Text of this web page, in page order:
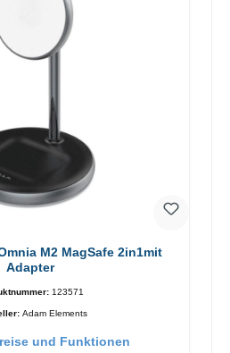
M2 MagSafe 2in1mit
Adapter
123571
Adam Elements
und Funktionen